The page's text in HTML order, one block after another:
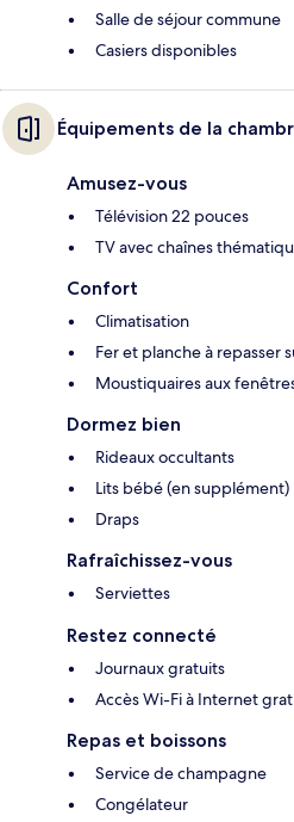
Salle de séjour commune
Casiers disponibles
Équipements de la
Amusez-vous
Télévision 22 pouces
TV avec chaînes
Confort
Climatisation
Fer et planche à repasser
Moustiquaires aux
Dormez bien
Rideaux occultants
Lits bébé (en supplément)
Draps
Rafraîchissez-vous
Serviettes
Restez connecté
Journaux gratuits
Accès Wi-Fi à Internet
Repas et boissons
Service de champagne
Congélateur